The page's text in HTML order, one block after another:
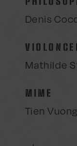
Denis
Mathilde
MIME
Tien